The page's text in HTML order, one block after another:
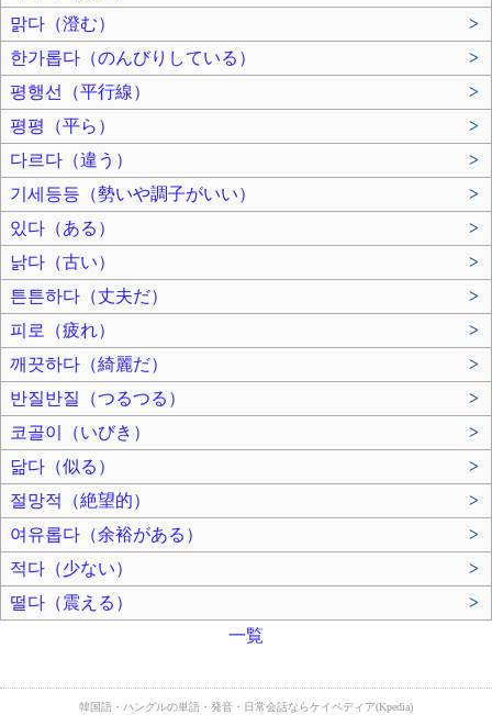
맑다（澄む）
>
한가롭다（のんびりしている）
>
평행선（平行線）
>
평평（平ら）
>
다르다（違う）
>
기세등등（勢いや調子がいい）
>
있다（ある）
>
낡다（古い）
>
튼튼하다（丈夫だ）
>
피로（疲れ）
>
깨끗하다（綺麗だ）
>
반질반질（つるつる）
>
코골이（いびき）
>
닮다（似る）
>
절망적（絶望的）
>
여유롭다（余裕がある）
>
적다（少ない）
>
떨다（震える）
>
一覧
韓国語・ハングルの単語・発音・日常会話ならケイペディア(Kpedia)